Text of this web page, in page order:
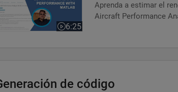
6:25
Duración del vídeo 6:25
Aprenda a estimar el
Aircraft Performance
de código